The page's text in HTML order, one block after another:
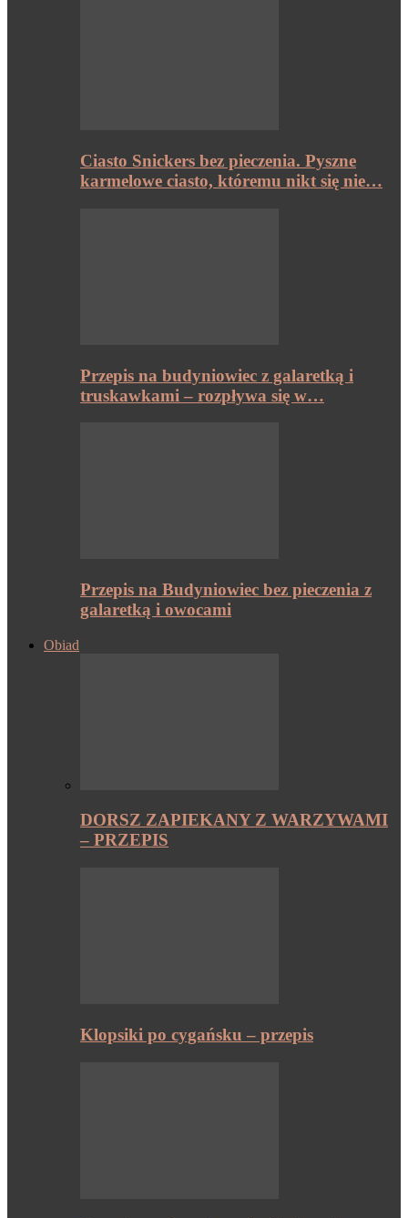
Ciasto Snickers bez pieczenia. Pyszne
karmelowe ciasto, któremu nikt się nie…
Przepis na budyniowiec z galaretką i
truskawkami – rozpływa się w…
Przepis na Budyniowiec bez pieczenia z
galaretką i owocami
Obiad
DORSZ ZAPIEKANY Z WARZYWAMI
– PRZEPIS
Klopsiki po cygańsku – przepis